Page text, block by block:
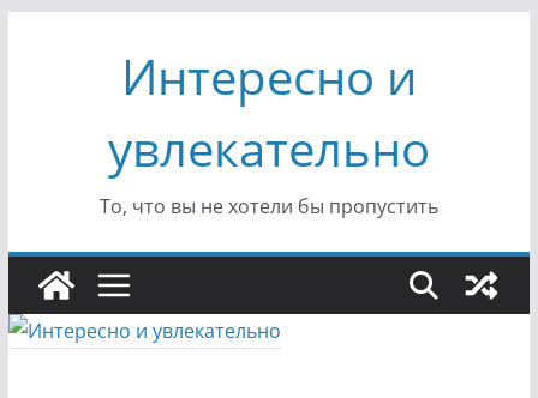
содержимомуИнтересно и
увлекательно
То, что вы не хотели бы пропустить